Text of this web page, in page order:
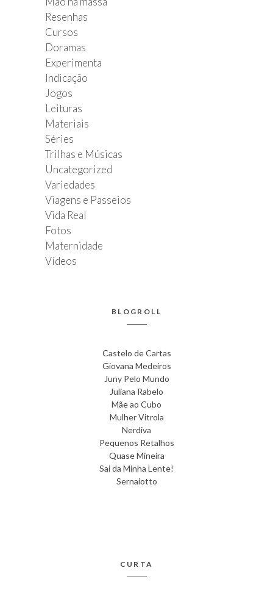
Resenhas
Cursos
Doramas
Experimenta
Indicação
Jogos
Leituras
Materiais
Séries
Trilhas e Músicas
Uncategorized
Variedades
Viagens e Passeios
Vida Real
Fotos
Maternidade
Vídeos
BLOGROLL
Castelo de Cartas
Giovana Medeiros
Juny Pelo Mundo
Juliana Rabelo
Mãe ao Cubo
Mulher Vitrola
Nerdiva
Pequenos Retalhos
Quase Mineira
Sai da Minha Lente!
Sernaiotto
CURTA